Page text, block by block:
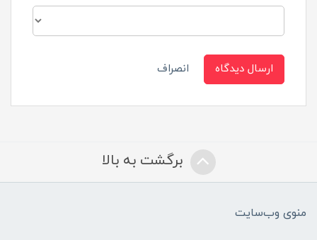
ارسال دیدگاه انصراف
برگشت به بالا
منوی وب‌سایت